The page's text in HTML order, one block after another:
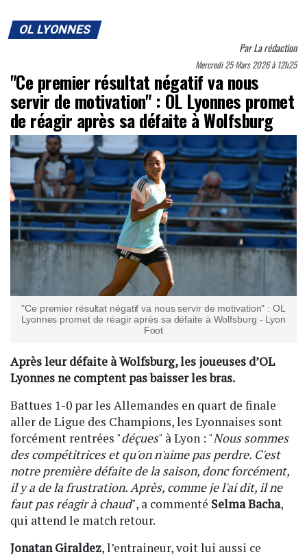
OL LYONNES
ParLa rédaction
Mercredi 25 Mars 2026 à 12h25
"Ce premier résultat négatif va nous
servir de motivation" : OL Lyonnes promet
de réagir après sa défaite à Wolfsburg
"Ce premier résultat négatif va nous servir de motivation" : OL
Lyonnes promet de réagir après sa défaite à Wolfsburg - Lyon
Foot
Après leur défaite à Wolfsburg, les joueuses d’OL
Lyonnes ne comptent pas baisser les bras.
Battues 1-0 par les Allemandes en quart de finale
aller de Ligue des Champions, les Lyonnaises sont
forcément rentrées "déçues" à Lyon : "Nous sommes
des compétitrices et qu'on n'aime pas perdre. C'est
notre première défaite de la saison, donc forcément,
il y a de la frustration. Après, comme je l'ai dit, il ne
faut pas réagir à chaud", a commenté Selma Bacha,
qui attend le match retour.
Jonatan Giraldez, l’entraineur, voit lui aussi ce